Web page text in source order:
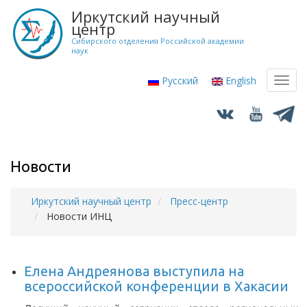
Перейти
основному
содержанию
Иркутский научный
центр
Сибирского отделения Российской академии
наук
Русский English
Новости
Строка
Иркутский научный центр
Пресс-центр
Новости ИНЦ
Елена Андреянова выступила на
всероссийской конференции в Хакасии